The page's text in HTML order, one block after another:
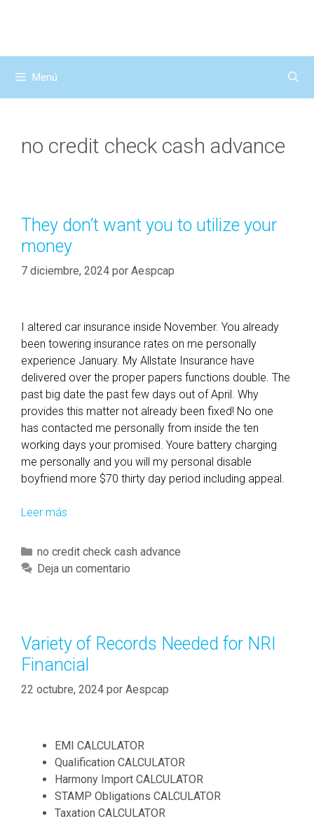
Menú
no credit check cash advance
They don’t want you to utilize your
money
7 diciembre, 2024 por Aespcap
I altered car insurance inside November. You already
been towering insurance rates on me personally
experience January. My Allstate Insurance have
delivered over the proper papers functions double. The
past big date the past few days out of April. Why
provides this matter not already been fixed! No one
has contacted me personally from inside the ten
working days your promised. Youre battery charging
me personally and you will my personal disable
boyfriend more $70 thirty day period including appeal.
Leer más
e
y
t
w
n
o
u
t
o
u
C
a
r
í
a
no credit check cash advance
Deja un comentario
Variety of Records Needed for NRI
Financial
22 octubre, 2024 por Aespcap
EMI CALCULATOR
Qualification CALCULATOR
Harmony Import CALCULATOR
STAMP Obligations CALCULATOR
Taxation CALCULATOR